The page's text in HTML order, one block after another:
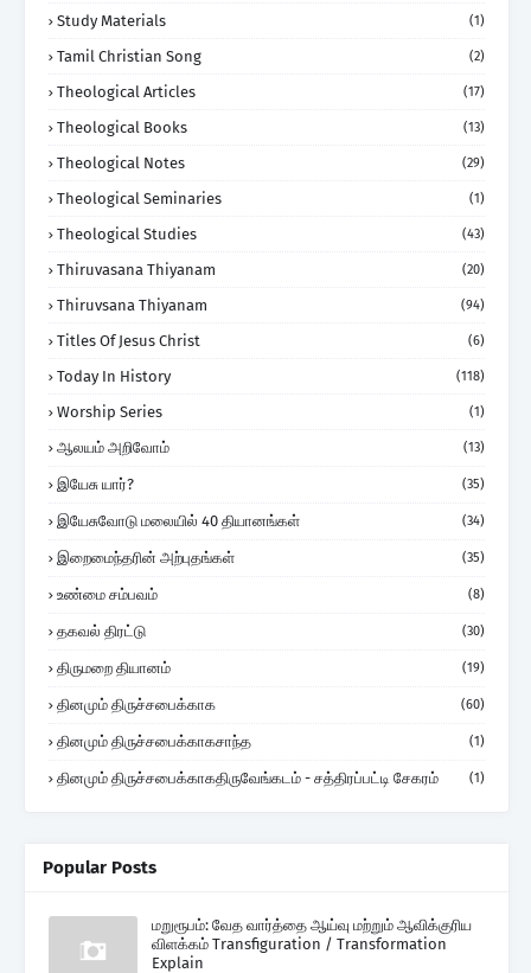
Study Materials (1)
Tamil Christian Song (2)
Theological Articles (17)
Theological Books (13)
Theological Notes (29)
Theological Seminaries (1)
Theological Studies (43)
Thiruvasana Thiyanam (20)
Thiruvsana Thiyanam (94)
Titles Of Jesus Christ (6)
Today In History (118)
Worship Series (1)
ஆலயம் அறிவோம் (13)
இயேசு யார்? (35)
இயேசுவோடு மலையில் 40 தியானங்கள் (34)
இறைமைந்தரின் அற்புதங்கள் (35)
உண்மை சம்பவம் (8)
தகவல் திரட்டு (30)
திருமறை தியானம் (19)
தினமும் திருச்சபைக்காக (60)
தினமும் திருச்சபைக்காகசாந்த (1)
தினமும் திருச்சபைக்காகதிருவேங்கடம் - சத்திரப்பட்டி சேகரம் (1)
Popular Posts
மறுரூபம்: வேத வார்த்தை ஆய்வு மற்றும் ஆவிக்குரிய
விளக்கம் Transfiguration / Transformation
Explain